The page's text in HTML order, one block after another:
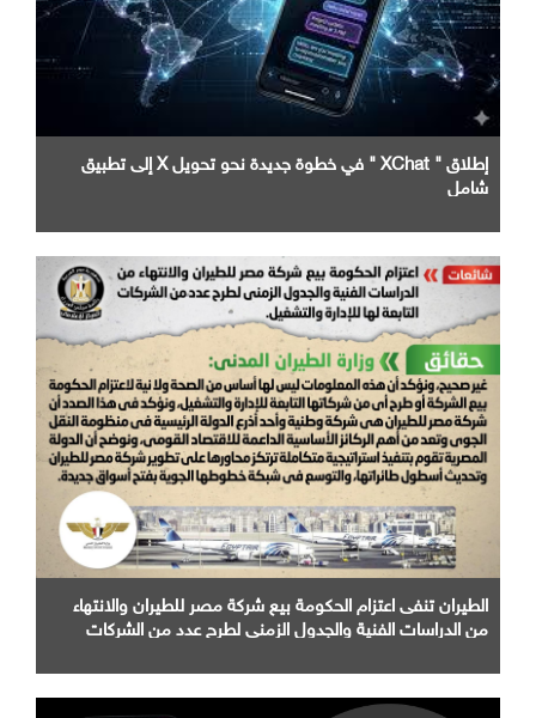
إطلاق " XChat " في خطوة جديدة نحو تحويل X إلى تطبيق
شامل
الطيران تنفى اعتزام الحكومة بيع شركة مصر للطيران والانتهاء
من الدراسات الفنية والجدول الزمني لطرح عدد من الشركات